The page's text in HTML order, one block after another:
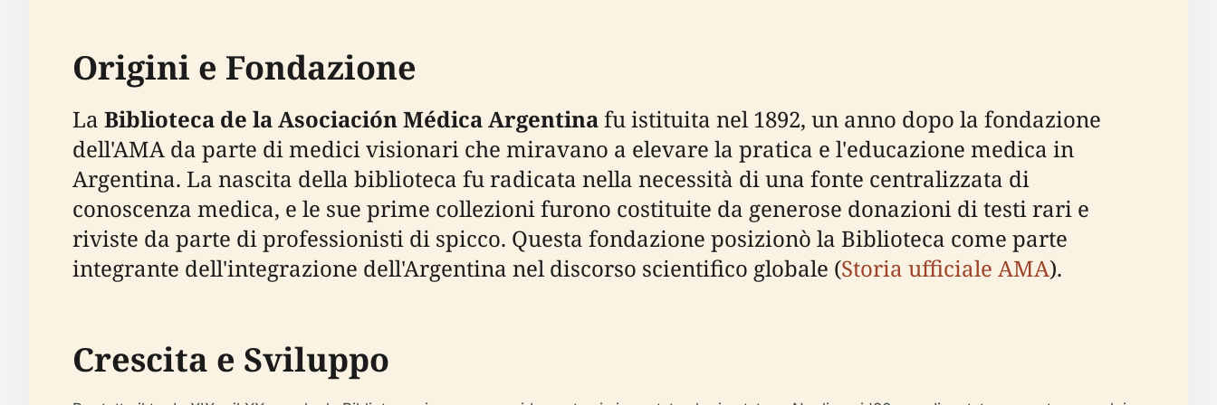
Origini e Fondazione
La Biblioteca de la Asociación Médica Argentinafu istituita nel 1892, un anno dopo la fondazione
dell'AMA da parte di medici visionari che miravano a elevare la pratica e l'educazione medica in
Argentina. La nascita della biblioteca fu radicata nella necessità di una fonte centralizzata di
conoscenza medica, e le sue prime collezioni furono costituite da generose donazioni di testi rari e
riviste da parte di professionisti di spicco. Questa fondazione posizionò la Biblioteca come parte
integrante dell'integrazione dell'Argentina nel discorso scientifico globale (Storia ufficiale AMA).
Crescita e Sviluppo